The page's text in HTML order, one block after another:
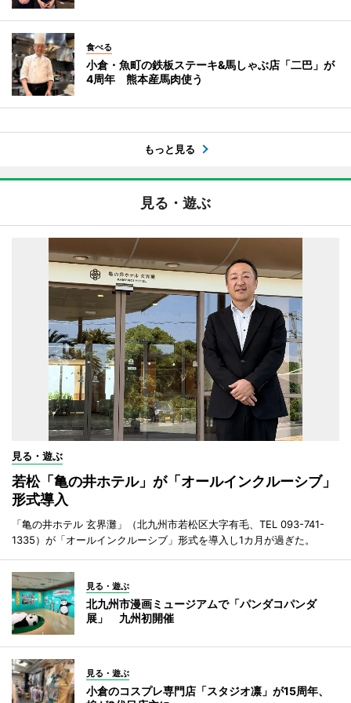
食べる
小倉・魚町の鉄板ステーキ&馬しゃぶ店「二巴」が
4周年 熊本産馬肉使う
もっと見る
見る・遊ぶ
見る・遊ぶ
若松「亀の井ホテル」が「オールインクルーシブ」
形式導入
「亀の井ホテル 玄界灘」（北九州市若松区大字有毛、TEL 093-741-
1335）が「オールインクルーシブ」形式を導入し1カ月が過ぎた。
見る・遊ぶ
北九州市漫画ミュージアムで「パンダコパンダ
展」 九州初開催
見る・遊ぶ
小倉のコスプレ専門店「スタジオ凛」が15周年、